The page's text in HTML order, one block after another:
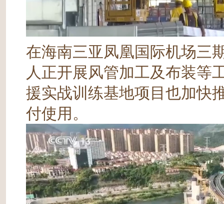
在海南三亚凤凰国际机场三
人正开展风管加工及布装等
援实战训练基地项目也加快
付使用。